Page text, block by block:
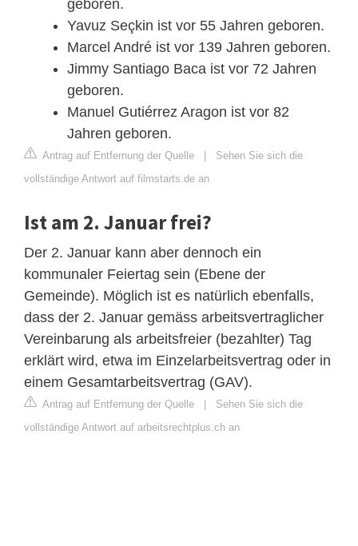
geboren.
Yavuz Seçkin ist vor 55 Jahren geboren.
Marcel André ist vor 139 Jahren geboren.
Jimmy Santiago Baca ist vor 72 Jahren
geboren.
Manuel Gutiérrez Aragon ist vor 82
Jahren geboren.
Antrag auf Entfernung der Quelle | Sehen Sie sich die
vollständige Antwort auf filmstarts.de an
Ist am 2. Januar frei?
Der 2. Januar kann aber dennoch ein
kommunaler Feiertag sein (Ebene der
Gemeinde). Möglich ist es natürlich ebenfalls,
dass der 2. Januar gemäss arbeitsvertraglicher
Vereinbarung als arbeitsfreier (bezahlter) Tag
erklärt wird, etwa im Einzelarbeitsvertrag oder in
einem Gesamtarbeitsvertrag (GAV).
Antrag auf Entfernung der Quelle | Sehen Sie sich die
vollständige Antwort auf arbeitsrechtplus.ch an